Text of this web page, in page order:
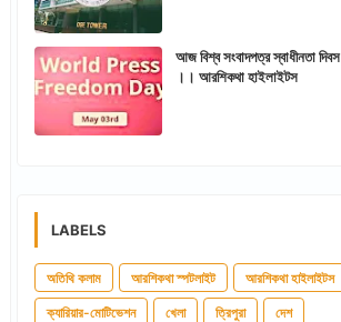
আজ বিশ্ব সংবাদপত্র স্বাধীনতা দিবস
।। আরশিকথা হাইলাইটস
LABELS
অতিথি কলাম আরশিকথা স্পটলাইট আরশিকথা হাইলাইটস
ক্যারিয়ার-মোটিভেশন খেলা ত্রিপুরা দেশ